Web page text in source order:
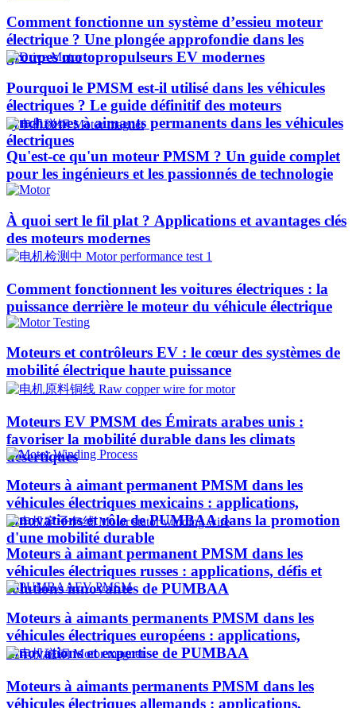
Comment fonctionne un système d’essieu moteur
électrique ? Une plongée approfondie dans les
groupes motopropulseurs EV modernes
Pourquoi le PMSM est-il utilisé dans les véhicules
électriques ? Le guide définitif des moteurs
synchrones à aimants permanents dans les véhicules
électriques
Qu'est-ce qu'un moteur PMSM ? Un guide complet
pour les ingénieurs et les passionnés de technologie
À quoi sert le fil plat ? Applications et avantages clés
des moteurs modernes
Comment fonctionnent les voitures électriques : la
puissance derrière le moteur du véhicule électrique
Moteurs et contrôleurs EV : le cœur des systèmes de
mobilité électrique haute puissance
Moteurs EV PMSM des Émirats arabes unis :
favoriser la mobilité durable dans les climats
désertiques
Moteurs à aimant permanent PMSM dans les
véhicules électriques mexicains : applications,
innovations et rôle de PUMBAA dans la promotion
d'une mobilité durable
Moteurs à aimant permanent PMSM dans les
véhicules électriques russes : applications, défis et
solutions innovantes de PUMBAA
Moteurs à aimants permanents PMSM dans les
véhicules électriques européens : applications,
innovations et expertise de PUMBAA
Moteurs à aimants permanents PMSM dans les
véhicules électriques allemands : applications,